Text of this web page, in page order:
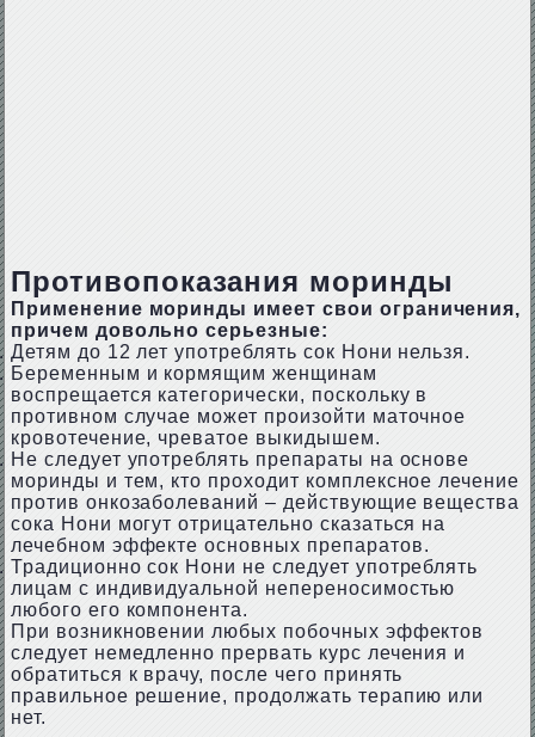
Противопоказания моринды
Применение моринды имеет свои ограничения,
причем довольно серьезные:
Детям до 12 лет употреблять сок Нони нельзя.
Беременным и кормящим женщинам
воспрещается категорически, поскольку в
противном случае может произойти маточное
кровотечение, чреватое выкидышем.
Не следует употреблять препараты на основе
моринды и тем, кто проходит комплексное лечение
против онкозаболеваний – действующие вещества
сока Нони могут отрицательно сказаться на
лечебном эффекте основных препаратов.
Традиционно сок Нони не следует употреблять
лицам с индивидуальной непереносимостью
любого его компонента.
При возникновении любых побочных эффектов
следует немедленно прервать курс лечения и
обратиться к врачу, после чего принять
правильное решение, продолжать терапию или
нет.